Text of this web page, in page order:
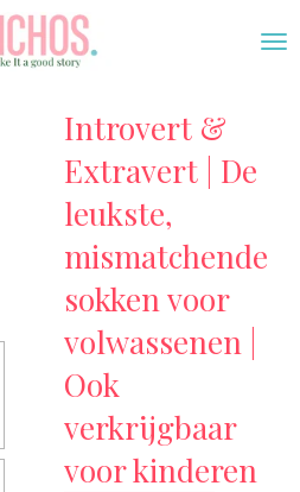
Introvert &
Extravert | De
leukste,
mismatchende
sokken voor
volwassenen |
Ook
verkrijgbaar
voor kinderen